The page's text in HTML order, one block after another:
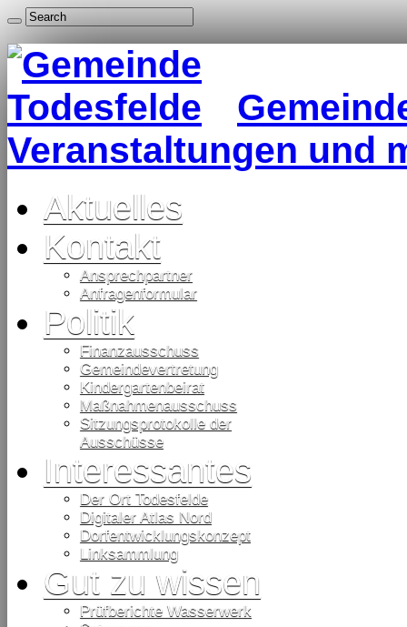
Veranstaltungen und
Aktuelles
Kontakt
Ansprechpartner
Anfragenformular
Politik
Finanzausschuss
Gemeindevertretung
Kindergartenbeirat
Maßnahmenausschuss
Sitzungsprotokolle der
Ausschüsse
Interessantes
Der Ort Todesfelde
Digitaler Atlas Nord
Dorfentwicklungskonzept
Linksammlung
Gut zu wissen
Prüfberichte Wasserwerk